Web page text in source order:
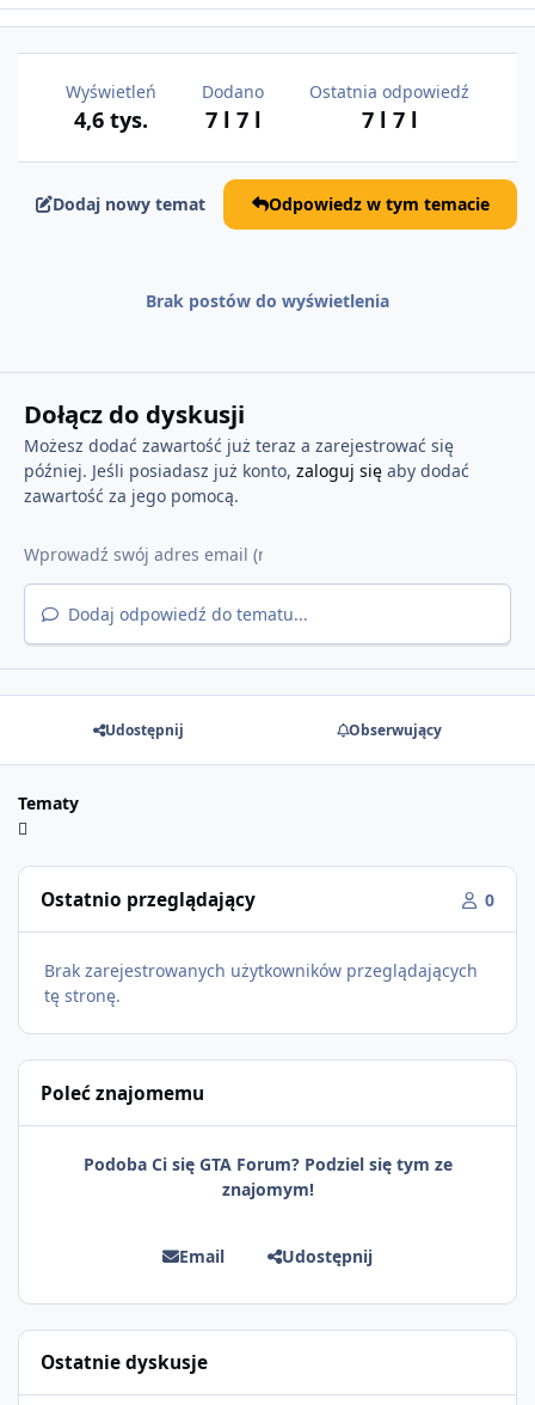
Wyświetleń
4,6 tys.
Dodano
7 l 7 l
Ostatnia odpowiedź
7 l 7 l
Dodaj nowy temat Odpowiedz w tym temacie
Brak postów do wyświetlenia
Dołącz do dyskusji
Możesz dodać zawartość już teraz a zarejestrować się
później. Jeśli posiadasz już konto, zaloguj sięaby dodać
zawartość za jego pomocą.
Dodaj odpowiedź do tematu...
Udostępnij Obserwujący
Tematy
Ostatnio przeglądający 0
Brak zarejestrowanych użytkowników przeglądających
tę stronę.
Poleć znajomemu
Podoba Ci się GTA Forum? Podziel się tym ze
znajomym!
Email Udostępnij
Ostatnie dyskusje